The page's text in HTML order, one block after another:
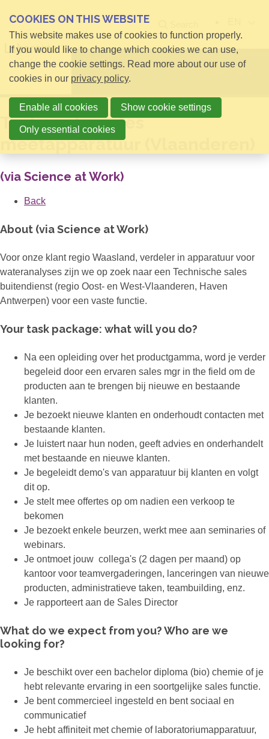
Technische sales
meetapparatuur (Vlaanderen)
(via Science at Work)
Back
About (via Science at Work)
Voor onze klant regio Waasland, verdeler in apparatuur voor
wateranalyses zijn we op zoek naar een Technische sales
buitendienst (regio Oost- en West-Vlaanderen, Haven
Antwerpen) voor een vaste functie.
Your task package: what will you do?
Na een opleiding over het productgamma, word je verder
begeleid door een ervaren sales mgr in the field om de
producten aan te brengen bij nieuwe en bestaande
klanten.
Je bezoekt nieuwe klanten en onderhoudt contacten met
bestaande klanten.
Je luistert naar hun noden, geeft advies en onderhandelt
met bestaande en nieuwe klanten.
Je begeleidt demo's van apparatuur bij klanten en volgt
dit op.
Je stelt mee offertes op om nadien een verkoop te
bekomen
Je bezoekt enkele beurzen, werkt mee aan seminaries of
webinars.
Je ontmoet jouw collega's (2 dagen per maand) op
kantoor voor teamvergaderingen, lanceringen van nieuwe
producten, administratieve taken, teambuilding, enz.
Je rapporteert aan de Sales Director
What do we expect from you? Who are we
looking for?
Je beschikt over een bachelor diploma (bio) chemie of je
hebt relevante ervaring in een soortgelijke sales functie.
Je bent commercieel ingesteld en bent sociaal en
communicatief
Je hebt affiniteit met chemie of laboratoriumapparatuur,
COOKIES ON THIS WEBSITE
This website makes use of cookies to function properly.
If you would like to change which cookies we can use,
change the cookie settings. Read more about our use of
cookies in our privacy policy.
Enable all cookies Show cookie settings
Only essential cookies